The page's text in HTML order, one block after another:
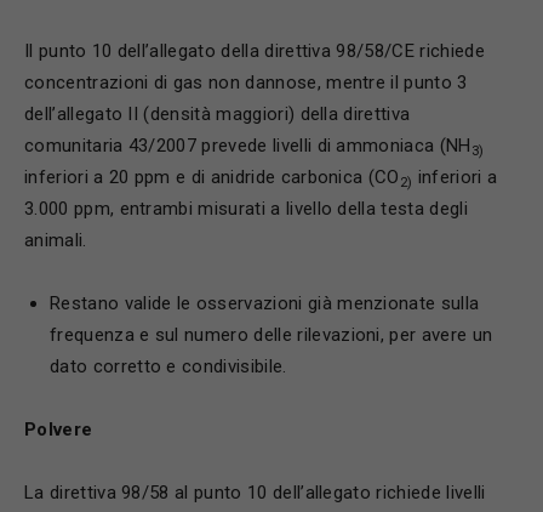
Il punto 10 dell’allegato della direttiva 98/58/CE richiede
concentrazioni di gas non dannose, mentre il punto 3
dell’allegato II (densità maggiori) della direttiva
comunitaria 43/2007 prevede livelli di ammoniaca (NH 3)
inferiori a 20 ppm e di anidride carbonica (CO 2) inferiori a
3.000 ppm, entrambi misurati a livello della testa degli
animali.
Restano valide le osservazioni già menzionate sulla
frequenza e sul numero delle rilevazioni, per avere un
dato corretto e condivisibile.
Polvere
La direttiva 98/58 al punto 10 dell’allegato richiede livelli